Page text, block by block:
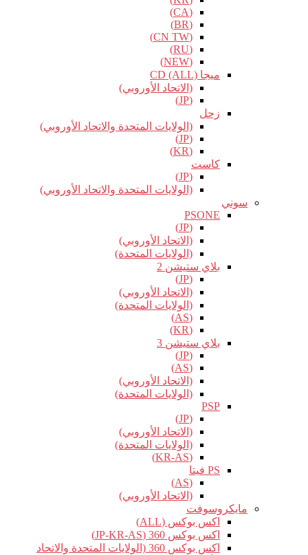
(CA)
(BR)
(CN TW)
(RU)
(NEW)
ميجا CD (ALL)
(الاتحاد الأوروبي)
(JP)
زحل
(الولايات المتحدة والاتحاد الأوروبي)
(JP)
(KR)
كاست
(JP)
(الولايات المتحدة والاتحاد الأوروبي)
سوني
PSONE
(JP)
(الاتحاد الأوروبي)
(الولايات المتحدة)
بلاي ستيشن 2
(JP)
(الاتحاد الأوروبي)
(الولايات المتحدة)
(AS)
(KR)
بلاي ستيشن 3
(JP)
(AS)
(الاتحاد الأوروبي)
(الولايات المتحدة)
PSP
(JP)
(الاتحاد الأوروبي)
(الولايات المتحدة)
(KR-AS)
PS فيتا
(AS)
(الاتحاد الأوروبي)
مايكروسوفت
اكس بوكس (ALL)
اكس بوكس 360 (JP-KR-AS)
اكس بوكس 360 (الولايات المتحدة والاتحاد